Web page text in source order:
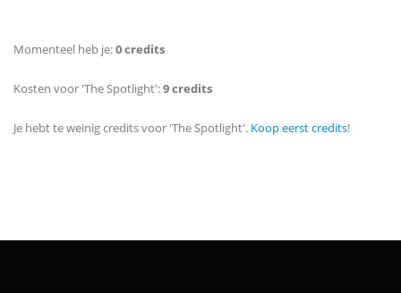
Momenteel heb je:0 credits
Kosten voor 'The Spotlight':9 credits
Je hebt te weinig credits voor 'The Spotlight'. Koop eerst credits!